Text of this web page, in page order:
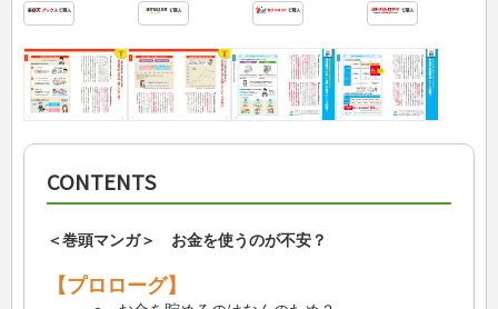
CONTENTS
＜巻頭マンガ＞ お金を使うのが不安？
【プロローグ】